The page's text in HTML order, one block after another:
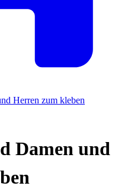
Herren zum kleben
Damen und